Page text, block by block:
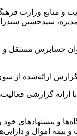
منابع وزارت
سیدحسین
و پیشنهادهای
بیمه اموال و